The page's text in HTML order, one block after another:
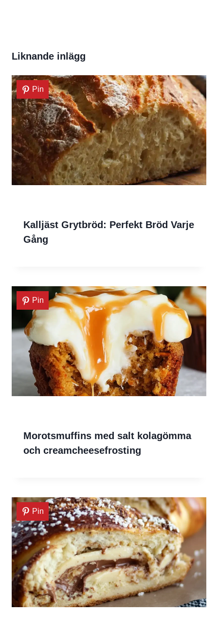
Liknande inlägg
Pin
Kalljäst Grytbröd: Perfekt Bröd Varje
Gång
Pin
Morotsmuffins med salt kolagömma
och creamcheesefrosting
Pin